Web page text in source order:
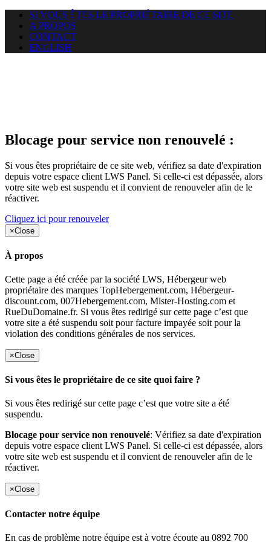
SI VOUS ÊTES LE PROPRIÉTAIRE DE CE SITE
A PROPOS
CONTACT
ENGLISH
Blocage pour service non renouvelé :
Si vous êtes propriétaire de ce site web, vérifiez sa date d'expiration
depuis votre espace client LWS Panel. Si celle-ci est dépassée, alors
votre site web est suspendu et il convient de renouveler afin de le
réactiver.
Cliquez ici pour renouveler
×Close
À propos
Cette page a été créée par la société LWS, Hébergeur web
propriétaire des marques TopHebergement.com, Hébergeur-
discount.com, 007Hebergement.com, Mister-Hosting.com et
RueDuDomaine.fr. Si vous êtes redirigé sur cette page c’est que
votre site a été suspendu soit pour facture impayée soit pour la
violation des conditions générales de nos services.
×Close
Si vous êtes le propriétaire de ce site quoi faire ?
Si vous êtes redirigé sur cette page c’est que votre site a été
suspendu.
Blocage pour service non renouvelé: Vérifiez sa date d'expiration
depuis votre espace client LWS Panel. Si celle-ci est dépassée, alors
votre site web est suspendu et il convient de renouveler afin de le
réactiver.
×Close
Contacter notre équipe
En cas de problème notre équipe est à votre écoute au 0892 700